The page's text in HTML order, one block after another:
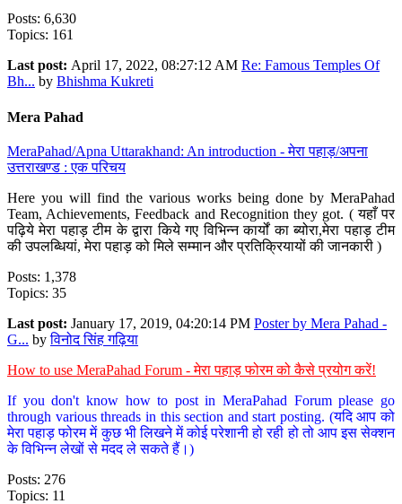
Posts: 6,630
Topics: 161
Last post: April 17, 2022, 08:27:12 AM Re: Famous Temples Of
Bh... by Bhishma Kukreti
Mera Pahad
MeraPahad/Apna Uttarakhand: An introduction - मेरा पहाड़/अपना
उत्तराखण्ड : एक परिचय
Here you will find the various works being done by MeraPahad
Team, Achievements, Feedback and Recognition they got. ( यहाँ पर
पढ़िये मेरा पहाड़ टीम के द्वारा किये गए विभिन्न कार्यों का ब्योरा,मेरा पहाड़ टीम
की उपलब्धियां, मेरा पहाड़ को मिले सम्मान और प्रतिक्रियायों की जानकारी )
Posts: 1,378
Topics: 35
Last post: January 17, 2019, 04:20:14 PM Poster by Mera Pahad -
G... byविनोद सिंह गढ़िया
How to use MeraPahad Forum - मेरा पहाड़ फोरम को कैसे प्रयोग करें!
If you don't know how to post in MeraPahad Forum please go
through various threads in this section and start posting. (यदि आप को
मेरा पहाड़ फोरम में कुछ भी लिखने में कोई परेशानी हो रही हो तो आप इस सेक्शन
के विभिन्न लेखों से मदद ले सकते हैं।)
Posts: 276
Topics: 11